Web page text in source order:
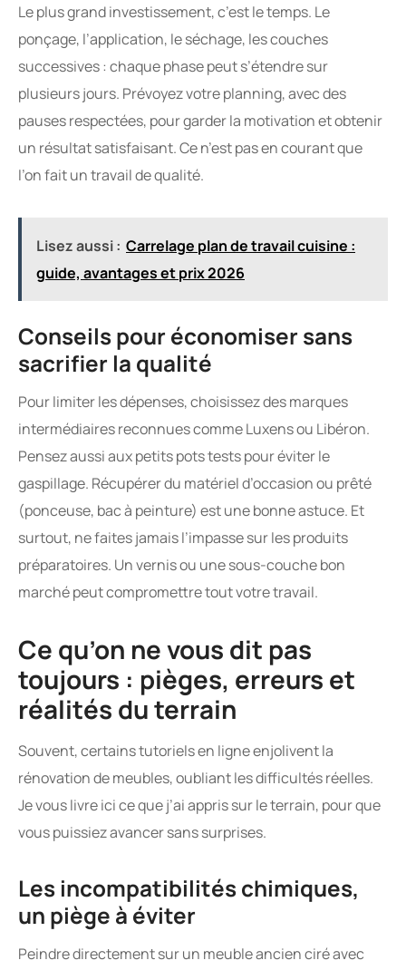
Le plus grand investissement, c’est le temps. Le
ponçage, l’application, le séchage, les couches
successives : chaque phase peut s’étendre sur
plusieurs jours. Prévoyez votre planning, avec des
pauses respectées, pour garder la motivation et obtenir
un résultat satisfaisant. Ce n’est pas en courant que
l’on fait un travail de qualité.
Lisez aussi : Carrelage plan de travail cuisine :
guide, avantages et prix 2026
Conseils pour économiser sans
sacrifier la qualité
Pour limiter les dépenses, choisissez des marques
intermédiaires reconnues comme Luxens ou Libéron.
Pensez aussi aux petits pots tests pour éviter le
gaspillage. Récupérer du matériel d’occasion ou prêté
(ponceuse, bac à peinture) est une bonne astuce. Et
surtout, ne faites jamais l’impasse sur les produits
préparatoires. Un vernis ou une sous-couche bon
marché peut compromettre tout votre travail.
Ce qu’on ne vous dit pas
toujours : pièges, erreurs et
réalités du terrain
Souvent, certains tutoriels en ligne enjolivent la
rénovation de meubles, oubliant les difficultés réelles.
Je vous livre ici ce que j’ai appris sur le terrain, pour que
vous puissiez avancer sans surprises.
Les incompatibilités chimiques,
un piège à éviter
Peindre directement sur un meuble ancien ciré avec